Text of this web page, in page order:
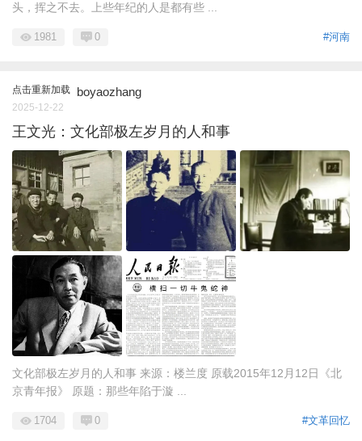
头，挥之不去。上些年纪的人是都有些 ...
#河南
1981 0
点击重新加载 boyaozhang
2025-12-22
王文光：文化部极左岁月的人和事
文化部极左岁月的人和事 来源：楼兰度 原载2015年12月12日《北
京青年报》 原题：那些年陷于漩 ...
#文革回忆
1704 0